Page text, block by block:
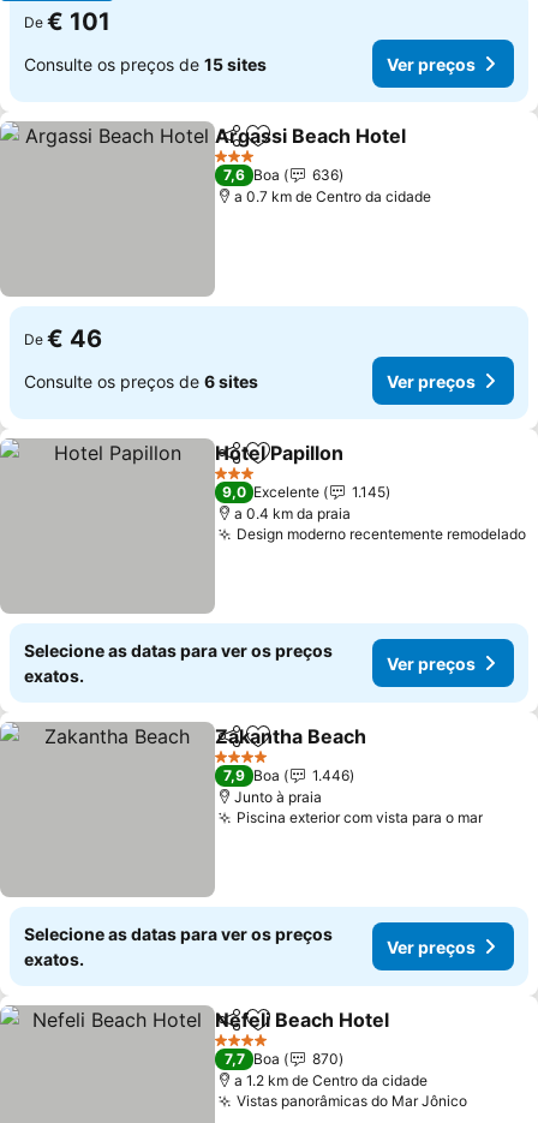
De € 101
Consulte os preços de 15 sites Ver preços
PartilharAdicionar aos favoritos
Argassi Beach Hotel
3 Estrelas
7,6 Boa
636
a 0.7 km de Centro da cidade
De € 46
Consulte os preços de 6 sites Ver preços
PartilharAdicionar aos favoritos
Hotel Papillon
3 Estrelas
9,0 Excelente
1.145
a 0.4 km da praia
Design moderno recentemente remodelado
Selecione as datas para ver os preços
exatos.
Ver preços
PartilharAdicionar aos favoritos
Zakantha Beach
4 Estrelas
7,9 Boa
1.446
Junto à praia
Piscina exterior com vista para o mar
Selecione as datas para ver os preços
exatos.
Ver preços
PartilharAdicionar aos favoritos
Nefeli Beach Hotel
4 Estrelas
7,7 Boa
870
a 1.2 km de Centro da cidade
Vistas panorâmicas do Mar Jônico